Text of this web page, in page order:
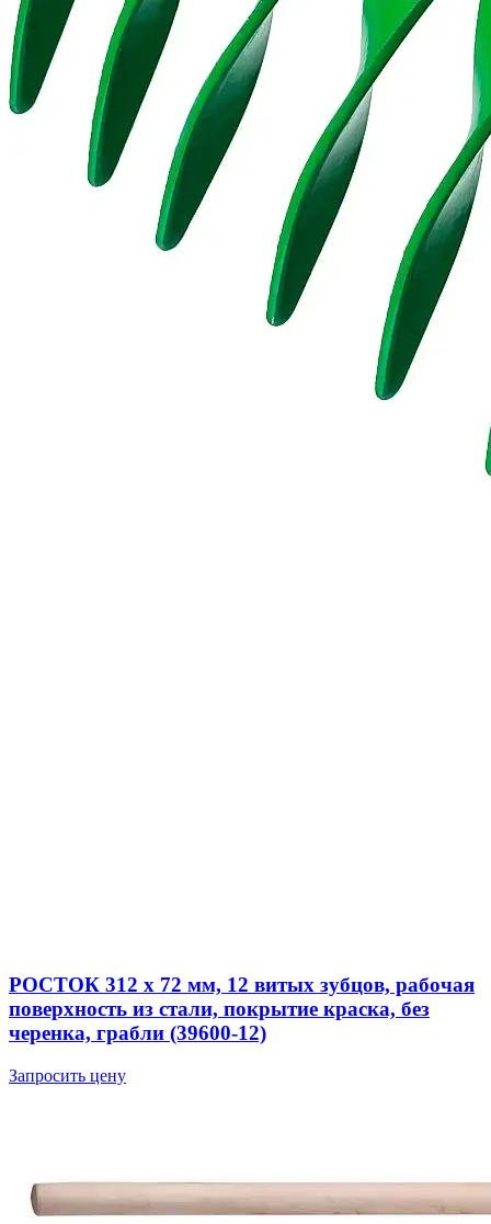
РОСТОК 312 x 72 мм, 12 витых зубцов, рабочая
поверхность из стали, покрытие краска, без
черенка, грабли (39600-12)
Запросить цену